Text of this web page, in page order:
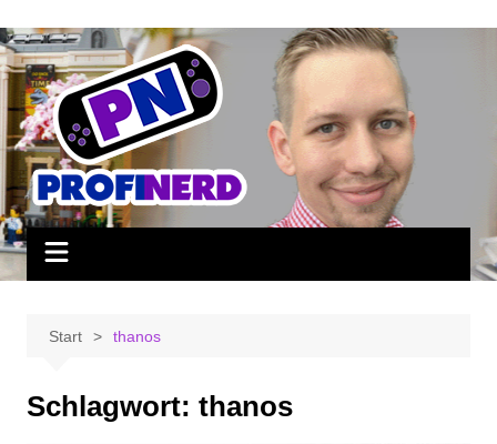
Inhalt
springen
Start thanos
Schlagwort: thanos